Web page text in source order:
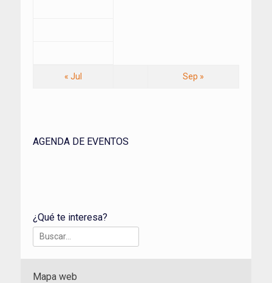
« Jul Sep »
AGENDA DE EVENTOS
¿Qué te interesa?
Buscar:
Mapa web